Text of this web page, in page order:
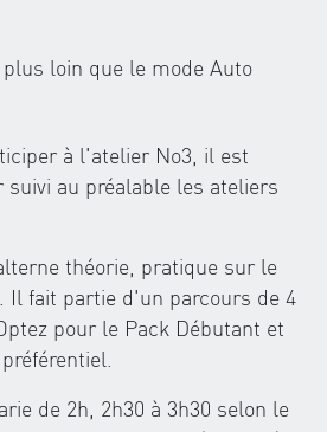
loin que le mode Auto
à l'atelier No3, il est
suivi au préalable les ateliers
théorie, pratique sur le
Il fait partie d'un parcours de 4
pour le Pack Débutant et
de 2h, 2h30 à 3h30 selon le